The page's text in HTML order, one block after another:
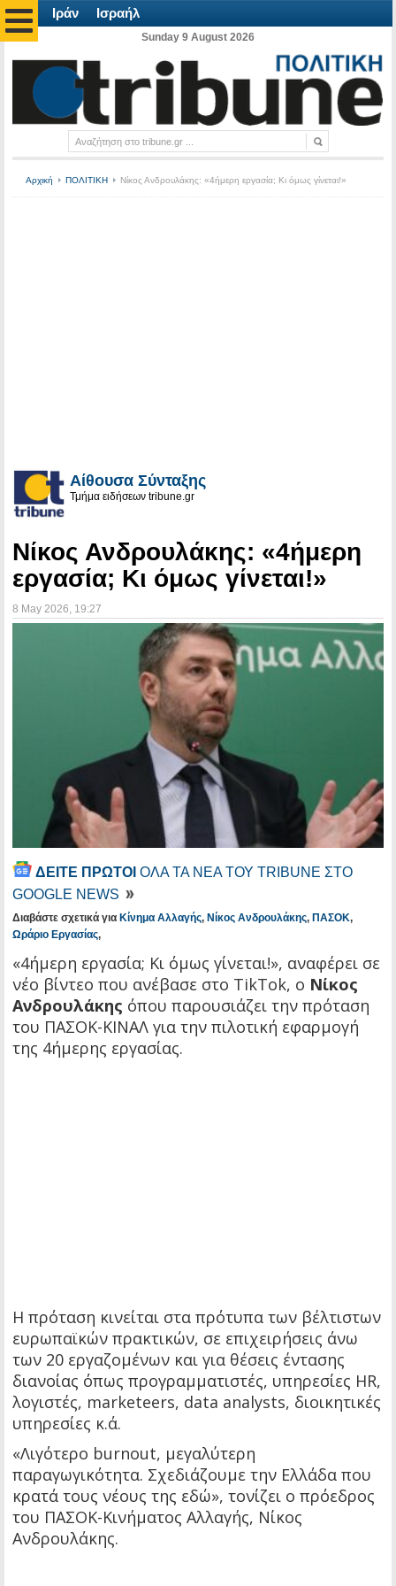
Ιράν Ισραήλ
Sunday 9 August 2026
Αρχική ΠΟΛΙΤΙΚΗ Νίκος Ανδρουλάκης: «4ήμερη εργασία; Κι όμως γίνεται!»
Αίθουσα Σύνταξης
Τμήμα ειδήσεων tribune.gr
Νίκος Ανδρουλάκης: «4ήμερη
εργασία; Κι όμως γίνεται!»
8 May 2026 , 19:27
ΔΕΙΤΕ ΠΡΩΤΟΙ ΟΛΑ ΤΑ ΝΕΑ ΤΟΥ TRIBUNE ΣΤΟ
GOOGLE NEWS
Διαβάστε σχετικά για Κίνημα Αλλαγής, Νίκος Ανδρουλάκης, ΠΑΣΟΚ,
Ωράριο Εργασίας,
«4ήμερη εργασία; Κι όμως γίνεται!», αναφέρει σε
νέο βίντεο που ανέβασε στο TikΤok, ο Νίκος
Ανδρουλάκης όπου παρουσιάζει την πρόταση
του ΠΑΣΟΚ-ΚΙΝΑΛ για την πιλοτική εφαρμογή
της 4ήμερης εργασίας.
Η πρόταση κινείται στα πρότυπα των βέλτιστων
ευρωπαϊκών πρακτικών, σε επιχειρήσεις άνω
των 20 εργαζομένων και για θέσεις έντασης
διανοίας όπως προγραμματιστές, υπηρεσίες HR,
λογιστές, marketeers, data analysts, διοικητικές
υπηρεσίες κ.ά.
«Λιγότερο burnout, μεγαλύτερη
παραγωγικότητα. Σχεδιάζουμε την Ελλάδα που
κρατά τους νέους της εδώ», τονίζει ο πρόεδρος
του ΠΑΣΟΚ-Κινήματος Αλλαγής, Νίκος
Ανδρουλάκης.